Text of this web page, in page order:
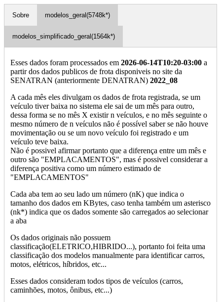
Sobre modelos_geral(5748k*)
modelos_simplificado_geral(1564k*)
Esses dados foram processados em 2026-06-14T10:20-03:00 a
partir dos dados publicos de frota disponiveis no site da
SENATRAN (anteriormente DENATRAN) 2022_08
A cada mês eles divulgam os dados de frota registrada, se um
veículo tiver baixa no sistema ele sai de um mês para outro,
dessa forma se no mês X existir n veículos, e no mês seguinte o
mesmo número de n veículos não é possível saber se não houve
movimentação ou se um novo veículo foi registrado e um
veículo teve baixa.
Não é possivel afirmar portanto que a diferença entre um mês e
outro são "EMPLACAMENTOS", mas é possivel considerar a
diferença positiva como um número estimado de
"EMPLACAMENTOS"
Cada aba tem ao seu lado um número (nK) que indica o
tamanho dos dados em KBytes, caso tenha também um asterisco
(nk*) indica que os dados somente são carregados ao selecionar
a aba
Os dados originais não possuem
classificação(ELETRICO,HIBRIDO...), portanto foi feita uma
classificação dos modelos manualmente para identificar carros,
motos, elétricos, híbridos, etc...
Esses dados consideram todos tipos de veículos (carros,
caminhões, motos, ônibus, etc...)